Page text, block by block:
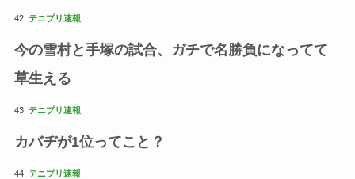
42: テニプリ速報
今の雪村と手塚の試合、ガチで名勝負になってて
草生える
43: テニプリ速報
カバヂが1位ってこと？
44: テニプリ速報